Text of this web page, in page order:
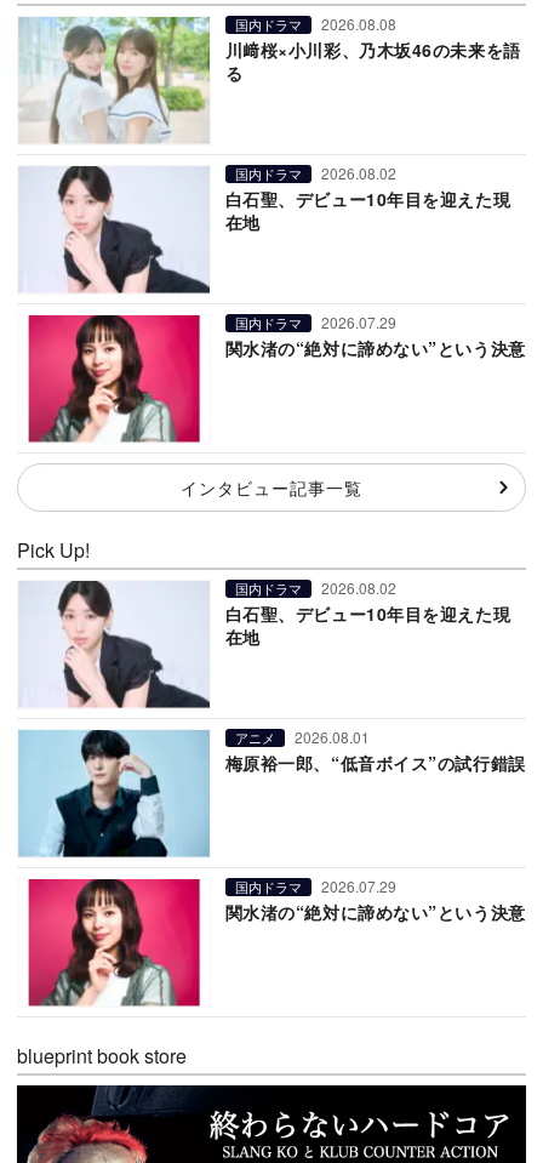
国内ドラマ 2026.08.08
川﨑桜×小川彩、乃木坂46の未来を語
る
国内ドラマ 2026.08.02
白石聖、デビュー10年目を迎えた現
在地
国内ドラマ 2026.07.29
関水渚の“絶対に諦めない”という決意
インタビュー記事一覧
Pick Up!
国内ドラマ 2026.08.02
白石聖、デビュー10年目を迎えた現
在地
アニメ 2026.08.01
梅原裕一郎、“低音ボイス”の試行錯誤
国内ドラマ 2026.07.29
関水渚の“絶対に諦めない”という決意
blueprint book store